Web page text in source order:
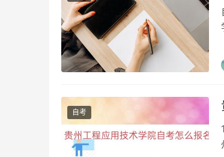
考生需要在规定时间内缴纳报名费用
费。
3. 材料准备
4. 网上报名
广东自考采用网上报名的方式，考生
自考